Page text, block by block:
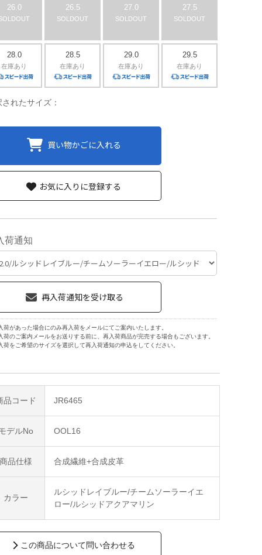
26.0 26.5
SOLDOUT
27.0
SOLDOUT
27.5
SOLDOUT
28.0
在庫あり
28.5
在庫あり
29.0
在庫あり
29.5
在庫あり
れたサイズ：
買い物かごに入れる
品コード JR6465
デルNo OOL16
品仕様 合成繊維+合成皮革
カラー
ルシッドレイブルー/チームソーラーイエ
ロー/ルシッドアクアマリン
この商品について問い合わせる
荷通知
があった場合にのみ再入荷をメールにてご案内いたします。
のご案内メールをお送りする前に、再入荷商品が完売する場合もございます。
をご希望のサイズを選択して再入荷通知の申込をしてください。
お気に入りに登録する